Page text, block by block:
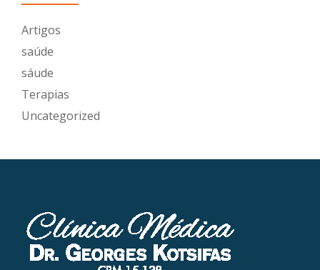
Artigos
saúde
sáude
Terapias
Uncategorized